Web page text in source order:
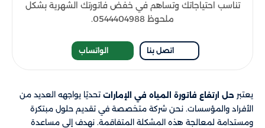
تناسب احتياجاتك وتساهم في خفض فاتورتك الشهرية بشكل
ملحوظ 0544404988.
اتصل بنا الواتساب
يعتبر حل ارتفاع فاتورة المياه في الإمارات تحديًا يواجهه العديد من
الأفراد والمؤسسات. نحن شركة متخصصة في تقديم حلول مبتكرة
ومستدامة لمعالجة هذه المشكلة المتفاقمة. نهدف إلى مساعدة